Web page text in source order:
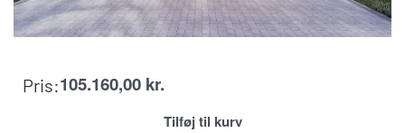
Pris:105.160,00 kr.
Tilføj til kurv